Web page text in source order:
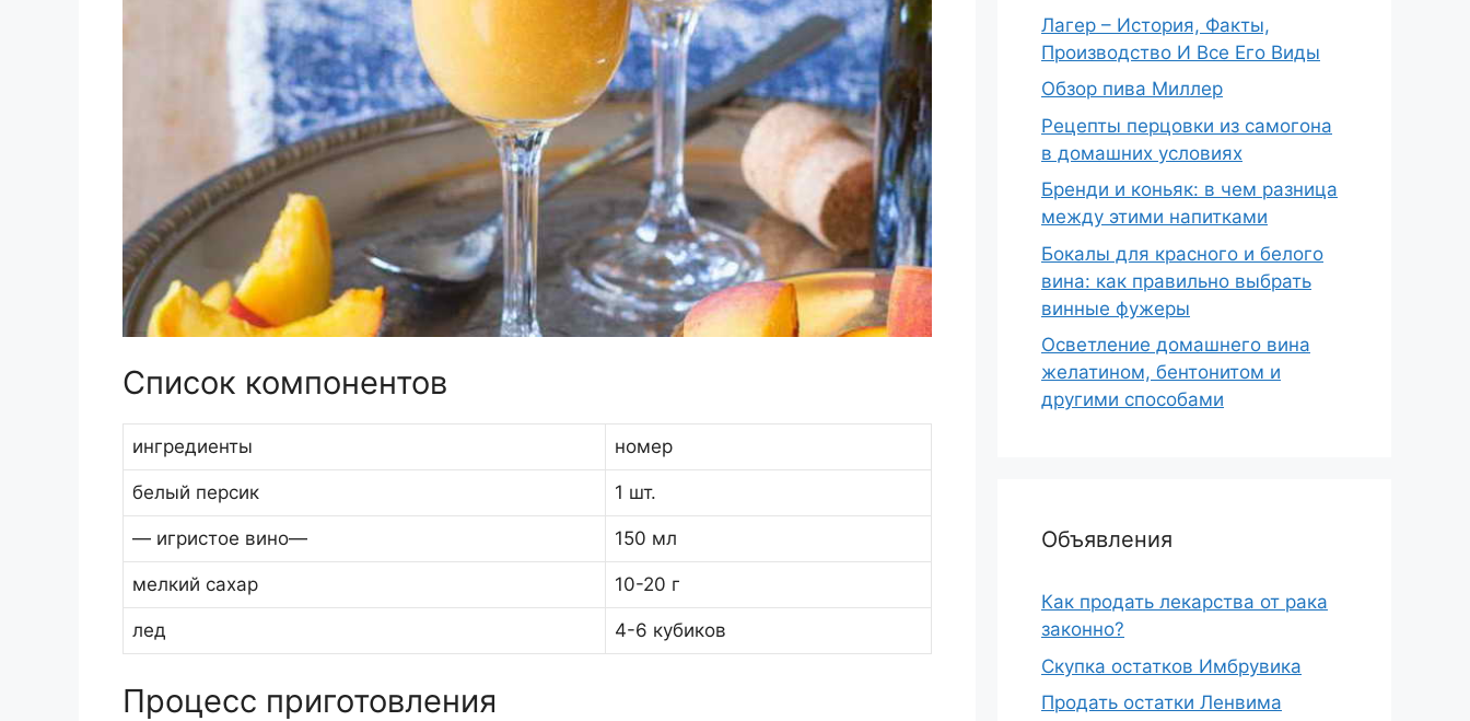
Список компонентов
ингредиенты номер
белый персик 1 шт.
— игристое вино— 150 мл
мелкий сахар 10-20 г
лед 4-6 кубиков
Процесс приготовления
Лагер – История, Факты,
Производство И Все Его Виды
Обзор пива Миллер
Рецепты перцовки из самогона
в домашних условиях
Бренди и коньяк: в чем разница
между этими напитками
Бокалы для красного и белого
вина: как правильно выбрать
винные фужеры
Осветление домашнего вина
желатином, бентонитом и
другими способами
Объявления
Как продать лекарства от рака
законно?
Скупка остатков Имбрувика
Продать остатки Ленвима